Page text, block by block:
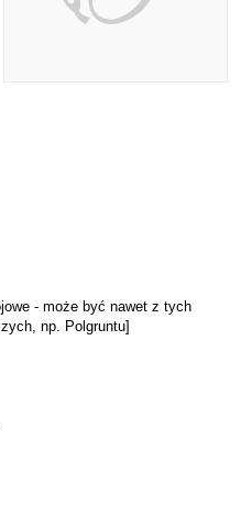
- może być nawet z tych
np. Polgruntu]